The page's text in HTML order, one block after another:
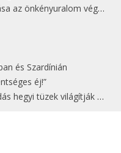
végét jelentette
és Szardínián
éj!”
világítják meg Zugspitzét